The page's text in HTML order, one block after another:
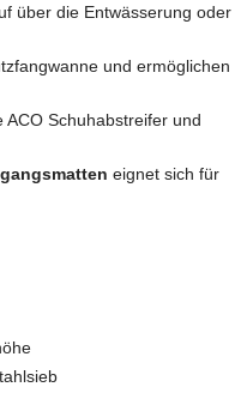
über die Entwässerung oder
und ermöglichen
Schuhabstreifer und
eignet sich für